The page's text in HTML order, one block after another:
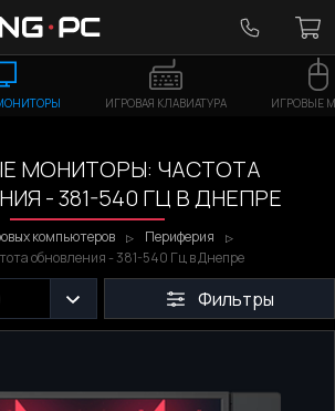
ИГРОВАЯ КЛАВИАТУРА ИГРОВЫЕ
МОНИТОРЫ: ЧАСТОТА
- 381-540 ГЦ В ДНЕПРЕ
компьютеров
Периферия
обновления - 381-540 Гц в Днепре
Фильтры